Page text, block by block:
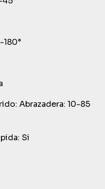
Abrazadera: 10-85
Si